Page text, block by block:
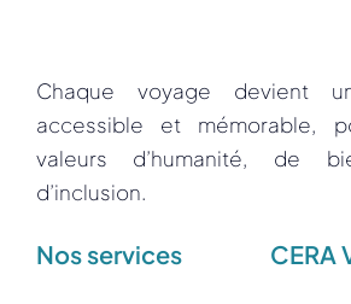
Chaque voyage devient
accessible et mémorable,
valeurs d’humanité, de
d’inclusion.
Nos services CERA